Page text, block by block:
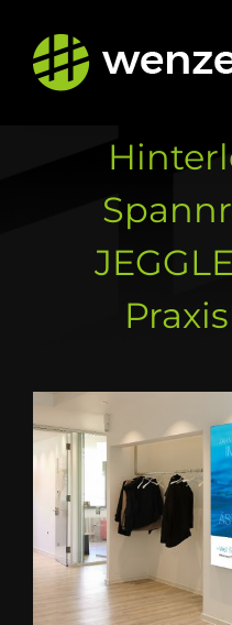
Inhalt
springen
Zeige
grösseres
Bild